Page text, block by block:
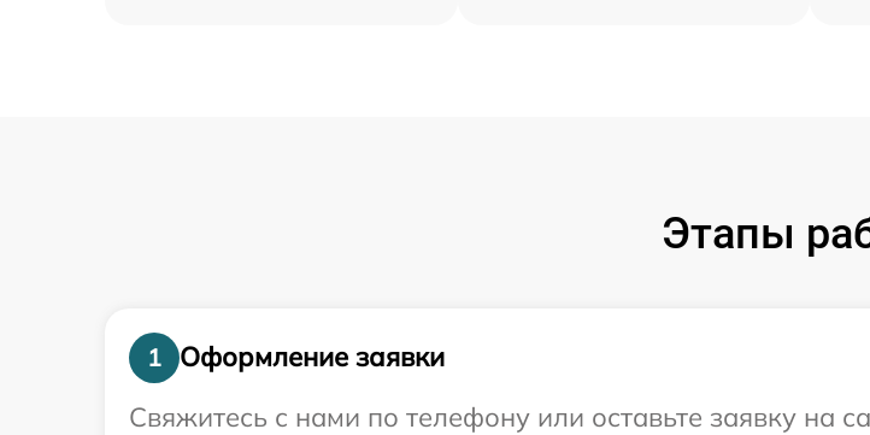
Этапы
1
Оформление заявки
Свяжитесь с нами по телефону или оставьте заявку на